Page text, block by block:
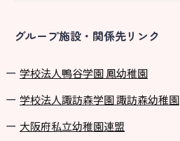
グループ施設・関係先リンク
学校法⼈鴨⾕学園 鳳幼稚園
学校法⼈諏訪森学園 諏訪森幼稚園
⼤阪府私⽴幼稚園連盟